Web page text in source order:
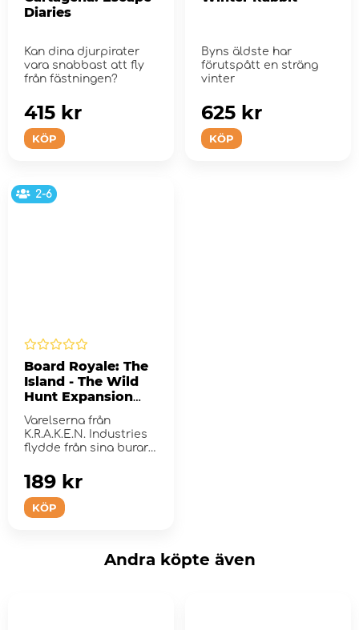
Diaries
Kan dina djurpirater
vara snabbast att fly
från fästningen?
KÖP
415 kr
Byns äldste har
förutspått en sträng
vinter
KÖP
625 kr
2-6
Board Royale: The
Island - The Wild
Hunt Expansion
Pack
Varelserna från
K.R.A.K.E.N. Industries
flydde från sina burar
KÖP
189 kr
Andra köpte även